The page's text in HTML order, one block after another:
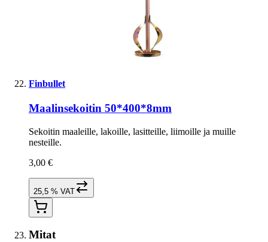
Finbullet
Maalinsekoitin 50*400*8mm
Sekoitin maaleille, lakoille, lasitteille, liimoille ja muille
nesteille.
3,00 €
25,5 % VAT
Mitat